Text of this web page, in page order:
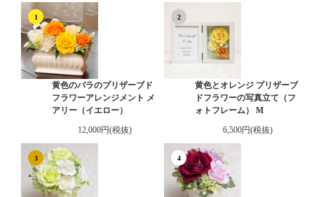
1
黄色のバラのプリザーブド
フラワーアレンジメント メ
アリー（イエロー）
12,000円(税抜)
2
黄色とオレンジ プリザーブ
ドフラワーの写真立て（フ
ォトフレーム） M
6,500円(税抜)
3 4